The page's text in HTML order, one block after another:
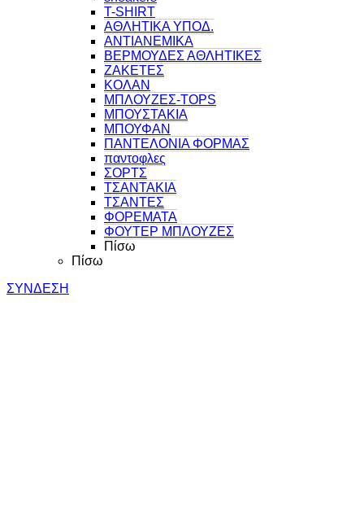
T-SHIRT
ΑΘΛΗΤΙΚΑ ΥΠΟΔ.
ΑΝΤΙΑΝΕΜΙΚΑ
ΒΕΡΜΟΥΔΕΣ ΑΘΛΗΤΙΚΕΣ
ΖΑΚΕΤΕΣ
ΚΟΛΑΝ
ΜΠΛΟΥΖΕΣ-TOPS
ΜΠΟΥΣΤΑΚΙΑ
ΜΠΟΥΦΑΝ
ΠΑΝΤΕΛΟΝΙΑ ΦΟΡΜΑΣ
παντοφλες
ΣΟΡΤΣ
ΤΣΑΝΤΑΚΙΑ
ΤΣΑΝΤΕΣ
ΦΟΡΕΜΑΤΑ
ΦΟΥΤΕΡ ΜΠΛΟΥΖΕΣ
Πίσω
Πίσω
ΣΥΝΔΕΣΗ